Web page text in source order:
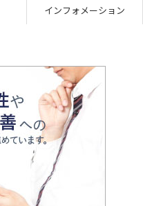
インフォメーション